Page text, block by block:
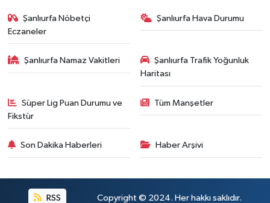
Şanlıurfa Nöbetçi
Eczaneler
Şanlıurfa Hava Durumu
Şanlıurfa Namaz Vakitleri
Şanlıurfa Trafik Yoğunluk
Haritası
Süper Lig Puan Durumu ve
Fikstür
Tüm Manşetler
Son Dakika Haberleri Haber Arşivi
RSS Copyright © 2024. Her hakkı saklıdır.